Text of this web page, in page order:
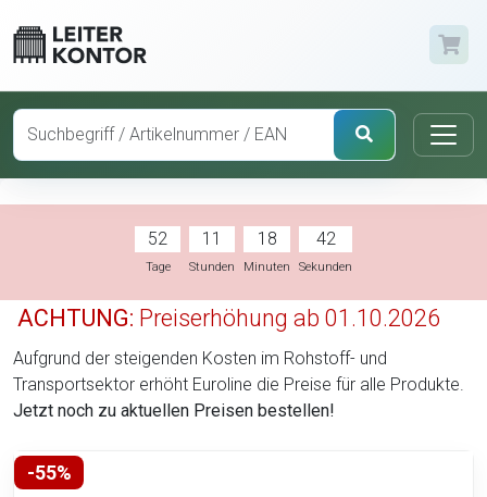
52
Tage
11
Stunden
18
Minuten
41
Sekunden
ACHTUNG: Preiserhöhung ab 01.10.2026
Aufgrund der steigenden Kosten im Rohstoff- und
Transportsektor erhöht Euroline die Preise für alle Produkte.
Jetzt noch zu aktuellen Preisen bestellen!
-55%